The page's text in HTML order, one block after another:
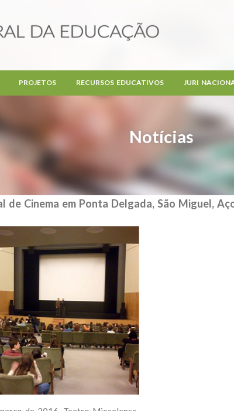
Notícias
PROJETOS RECURSOS EDUCATIVOS JURI
de Cinema em Ponta Delgada, São Miguel,